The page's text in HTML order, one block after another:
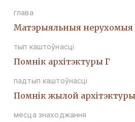
глава
Матэрыяльныя нерухомыя
тып каштоўнасці
Помнiк архiтэктуры Г
падтып каштоўнасці
Помнiк жылой архiтэктуры
месца знаходжання